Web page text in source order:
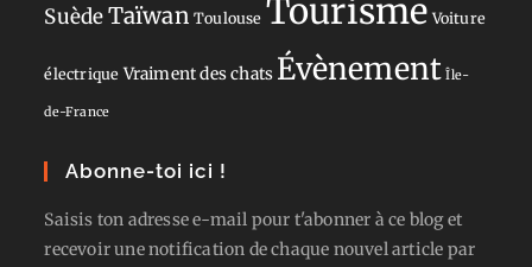
SuèdeTaïwan Toulouse Tourisme Voiture
électrique Vraiment des chats Évènement Île-
de-France
Abonne-toi ici !
Saisis ton adresse e-mail pour t'abonner à ce blog et
recevoir une notification de chaque nouvel article par